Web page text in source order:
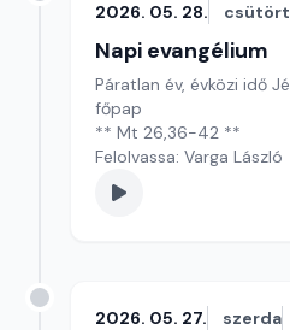
2026. 05. 28.
Napi evangélium
Páratlan év, évközi idő
főpap
** Mt 26,36-42 **
Felolvassa: Varga László
2026. 05. 27. szerda